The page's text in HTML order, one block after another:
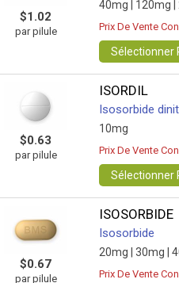
$1.02
par pilule
40mg | 120mg |
Prix De Vente
Sélectionner
$0.63
par pilule
ISORDIL
Isosorbide
10mg
Prix De Vente
Sélectionner
$0.67
par pilule
ISOSORBIDE
Isosorbide
20mg | 30mg |
Prix De Vente